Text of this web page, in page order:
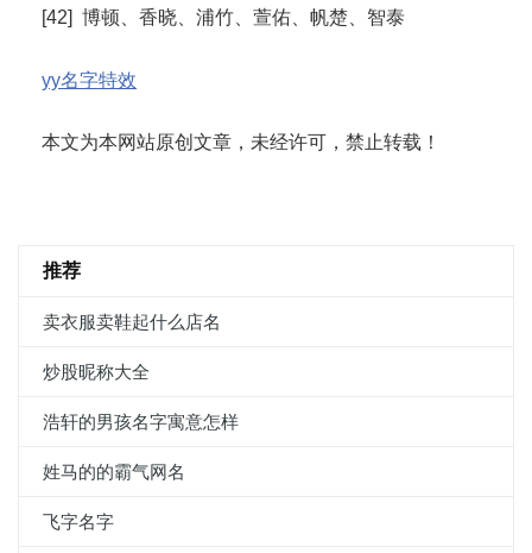
[42] 博顿、香晓、浦竹、萱佑、帆楚、智泰
yy名字特效
本文为本网站原创文章，未经许可，禁止转载！
推荐
卖衣服卖鞋起什么店名
炒股昵称大全
浩轩的男孩名字寓意怎样
姓马的的霸气网名
飞字名字